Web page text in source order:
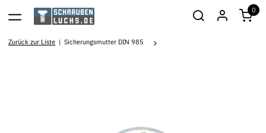
0
Zurück zur Liste Sicherungsmutter DIN 985